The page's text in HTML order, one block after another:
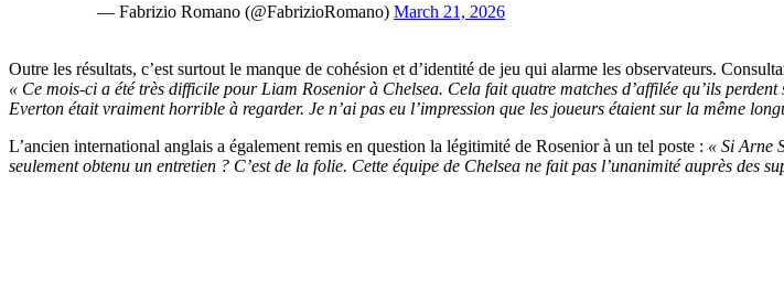
— Fabrizio Romano (@FabrizioRomano) March 21, 2026
Outre les résultats, c’est surtout le manque de cohésion et d’identité de jeu qui alarme les observateurs.
« Ce mois-ci a été très difficile pour Liam Rosenior à Chelsea. Cela fait quatre matches d’affilée qu’ils
Everton était vraiment horrible à regarder. Je n’ai pas eu l’impression que les joueurs étaient sur la même
L’ancien international anglais a également remis en question la légitimité de Rosenior à un tel poste : « Si Arne
seulement obtenu un entretien ? C’est de la folie. Cette équipe de Chelsea ne fait pas l’unanimité auprès des